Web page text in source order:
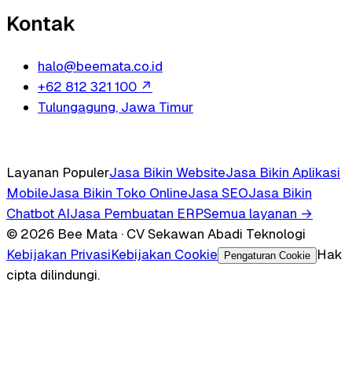
Kontak
halo@beemata.co.id
+62 812 321 100 ↗
Tulungagung, Jawa Timur
Layanan PopulerJasa Bikin WebsiteJasa Bikin Aplikasi
MobileJasa Bikin Toko OnlineJasa SEOJasa Bikin
Chatbot AIJasa Pembuatan ERPSemua layanan →
© 2026 Bee Mata · CV Sekawan Abadi Teknologi
Kebijakan PrivasiKebijakan Cookie Pengaturan Cookie
Hak
cipta dilindungi.